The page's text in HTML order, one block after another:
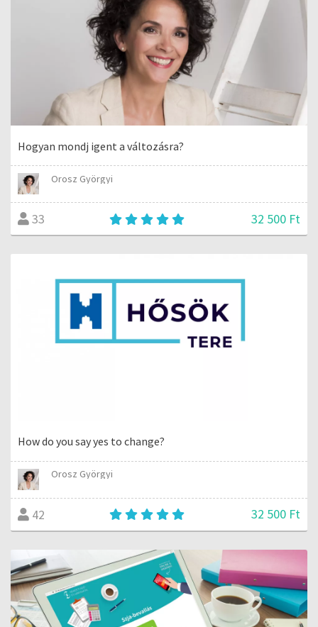
Hogyan mondj igent a változásra?
Orosz Györgyi
33 32 500 Ft
How do you say yes to change?
Orosz Györgyi
42 32 500 Ft